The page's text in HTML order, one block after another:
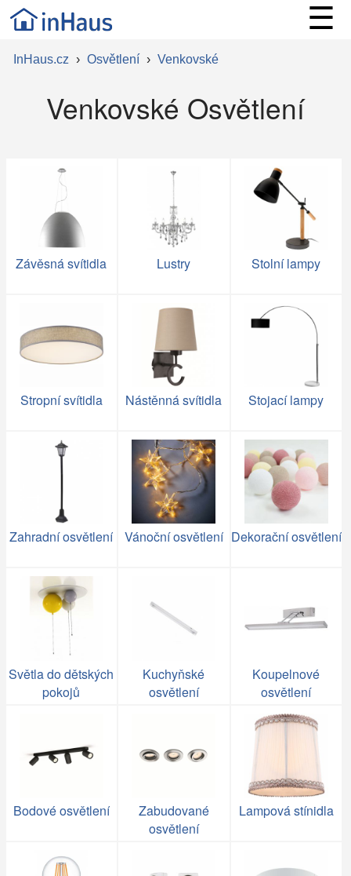
☰
InHaus.cz › Osvětlení › Venkovské
Venkovské Osvětlení
Závěsná svítidla Lustry Stolní lampy
Stropní svítidla Nástěnná svítidla Stojací lampy
Zahradní osvětlení Vánoční osvětlení Dekorační osvětlení
Světla do dětských
pokojů
Kuchyňské
osvětlení
Koupelnové
osvětlení
Bodové osvětlení
Zabudované
osvětlení
Lampová stínidla